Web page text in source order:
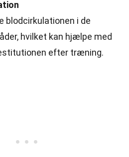
blodcirkulationen i de
hvilket kan hjælpe med
efter træning.